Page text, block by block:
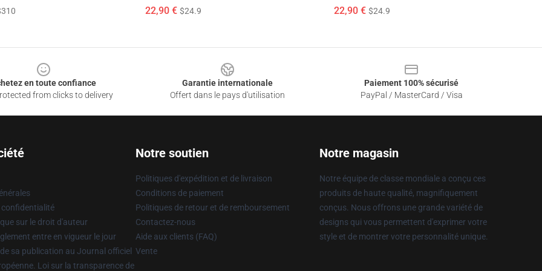
22,90 € $24.9 22,90 € $24.9
en toute confiance
from clicks to delivery
Garantie internationale
Offert dans le pays d'utilisation
Paiement 100% sécurisé
PayPal / MasterCard / Visa
confidentialité
sur le droit d'auteur
entre en vigueur le jour
sa publication au Journal officiel
Loi sur la transparence de
Notre soutien
Politiques d'expédition et de livraison
Conditions de paiement
Politiques de retour et de remboursement
Contactez-nous
Aide aux clients (FAQ)
Vente
Notre magasin
Notre équipe de classe mondiale a conçu ces
produits de haute qualité, magnifiquement
conçus. Nous offrons une grande variété de
designs qui vous permettent d'exprimer votre
style et de montrer votre personnalité unique.